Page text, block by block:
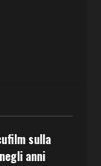
sulla
anni